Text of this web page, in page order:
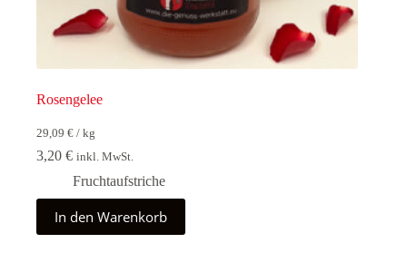
Rosengelee
29,09 € / kg
3,20 € inkl. MwSt.
Fruchtaufstriche
In den Warenkorb